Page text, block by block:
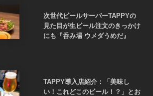
次世代ビールサーバーTAPPYの
見た目が生ビール注文のきっかけ
にも『呑み場 ウメダうめだ』
TAPPY導入店紹介：「美味し
い！これどこのビール！？」とお